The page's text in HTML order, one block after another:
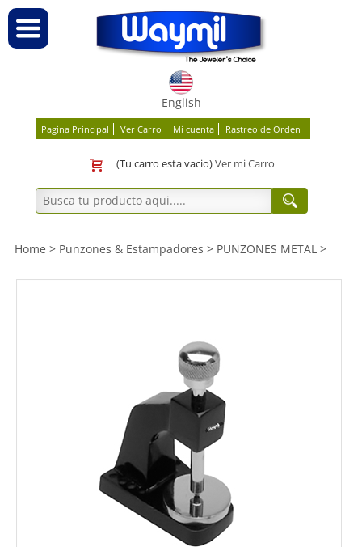
English
Pagina Principal Ver Carro Mi cuenta Rastreo de Orden
(Tu carro esta vacio)Ver mi Carro
Home > Punzones & Estampadores > PUNZONES METAL >